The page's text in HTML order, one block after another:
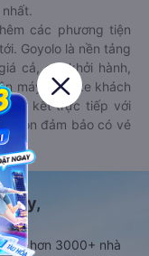
các phương tiện
Goyolo là nền tảng
cả, giờ khởi hành,
máy bay, xe khách
liên kết trực tiếp với
luôn đảm bảo có vé
bay,
với hơn 3000+ nhà